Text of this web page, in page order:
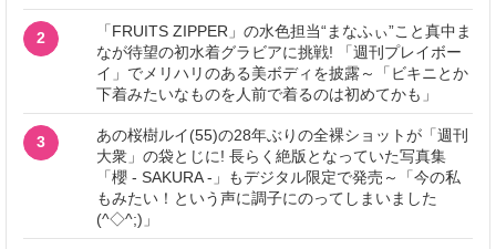
2
「FRUITS ZIPPER」の水色担当“まなふぃ”こと真中ま
なが待望の初水着グラビアに挑戦! 「週刊プレイボー
イ」でメリハリのある美ボディを披露～「ビキニとか
下着みたいなものを人前で着るのは初めてかも」
3
あの桜樹ルイ(55)の28年ぶりの全裸ショットが「週刊
大衆」の袋とじに! 長らく絶版となっていた写真集
「櫻 - SAKURA -」もデジタル限定で発売～「今の私
もみたい！という声に調子にのってしまいました
(^◇^;)」